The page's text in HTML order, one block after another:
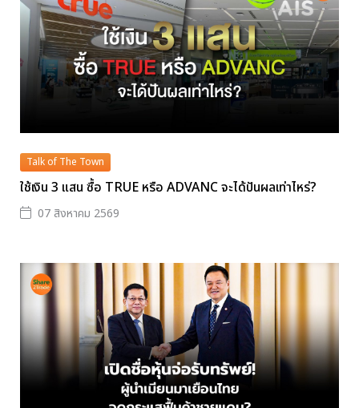
Talk of The Town
ใช้เงิน 3 แสน ซื้อ TRUE หรือ ADVANC จะได้ปันผลเท่าไหร่?
07 สิงหาคม 2569